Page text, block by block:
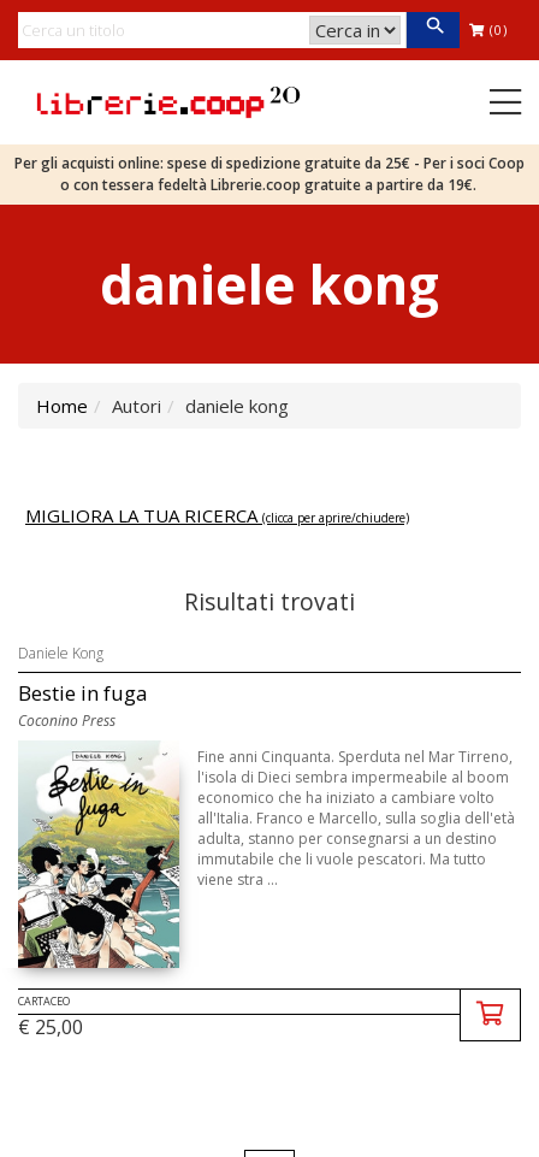
(0)
Per gli acquisti online: spese di spedizione gratuite da 25€ - Per i soci Coop
o con tessera fedeltà Librerie.coop gratuite a partire da 19€.
daniele kong
Home Autori daniele kong
MIGLIORA LA TUA RICERCA (clicca per aprire/chiudere)
Risultati trovati
Daniele Kong
Bestie in fuga
Coconino Press
Fine anni Cinquanta. Sperduta nel Mar Tirreno,
l'isola di Dieci sembra impermeabile al boom
economico che ha iniziato a cambiare volto
all'Italia. Franco e Marcello, sulla soglia dell'età
adulta, stanno per consegnarsi a un destino
immutabile che li vuole pescatori. Ma tutto
viene stra ...
CARTACEO
€ 25,00